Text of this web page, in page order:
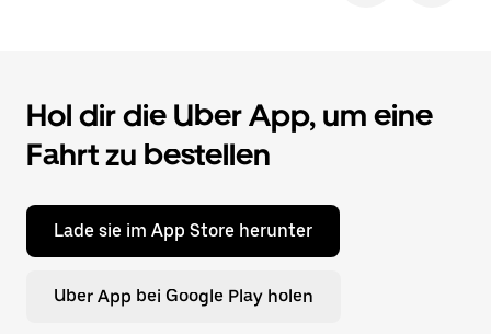
Hol dir die Uber App, um eine
Fahrt zu bestellen
Lade sie im App Store herunter
Uber App bei Google Play holen